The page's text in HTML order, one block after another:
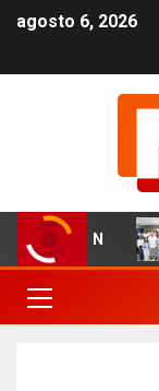
agosto 6, 2026
en el DN